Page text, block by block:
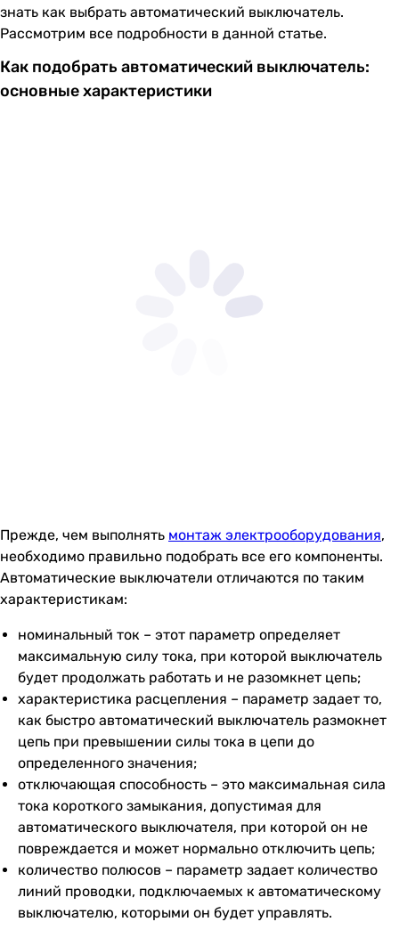
знать как выбрать автоматический выключатель.
Рассмотрим все подробности в данной статье.
Как подобрать автоматический выключатель:
основные характеристики
Прежде, чем выполнять монтаж электрооборудования,
необходимо правильно подобрать все его компоненты.
Автоматические выключатели отличаются по таким
характеристикам:
номинальный ток – этот параметр определяет
максимальную силу тока, при которой выключатель
будет продолжать работать и не разомкнет цепь;
характеристика расцепления – параметр задает то,
как быстро автоматический выключатель размокнет
цепь при превышении силы тока в цепи до
определенного значения;
отключающая способность – это максимальная сила
тока короткого замыкания, допустимая для
автоматического выключателя, при которой он не
повреждается и может нормально отключить цепь;
количество полюсов – параметр задает количество
линий проводки, подключаемых к автоматическому
выключателю, которыми он будет управлять.